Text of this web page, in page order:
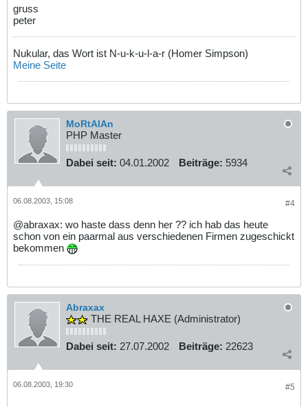
gruss
peter
Nukular, das Wort ist N-u-k-u-l-a-r (Homer Simpson)
Meine Seite
MoRtAlAn
PHP Master
Dabei seit: 04.01.2002 Beiträge: 5934
#4
06.08.2003, 15:08
@abraxax: wo haste dass denn her ?? ich hab das heute
schon von ein paarmal aus verschiedenen Firmen zugeschickt
bekommen
Abraxax
THE REAL HAXE (Administrator)
Dabei seit: 27.07.2002 Beiträge: 22623
#5
06.08.2003, 19:30